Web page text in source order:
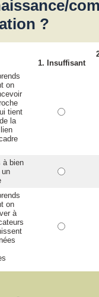
?
1. Insuffisant
on
tient
la
à bien
un
on
à